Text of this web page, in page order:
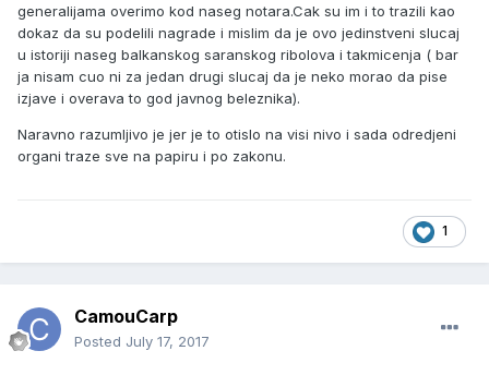
generalijama overimo kod naseg notara.Cak su im i to trazili kao
dokaz da su podelili nagrade i mislim da je ovo jedinstveni slucaj
u istoriji naseg balkanskog saranskog ribolova i takmicenja ( bar
ja nisam cuo ni za jedan drugi slucaj da je neko morao da pise
izjave i overava to god javnog beleznika).
Naravno razumljivo je jer je to otislo na visi nivo i sada odredjeni
organi traze sve na papiru i po zakonu.
1
CamouCarp
Posted July 17, 2017